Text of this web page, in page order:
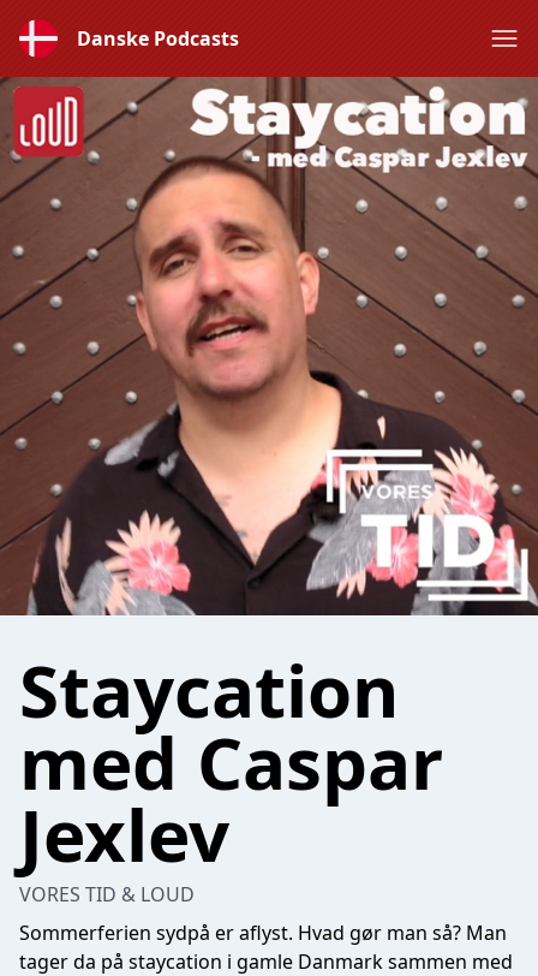
Danske Podcasts
Staycation
med Caspar
Jexlev
VORES TID & LOUD
Sommerferien sydpå er aflyst. Hvad gør man så? Man
tager da på staycation i gamle Danmark sammen med